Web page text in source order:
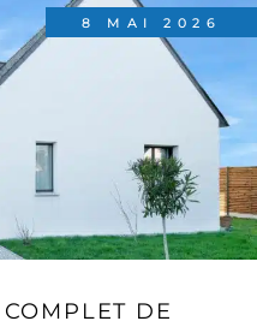
8 MAI 2026
DE